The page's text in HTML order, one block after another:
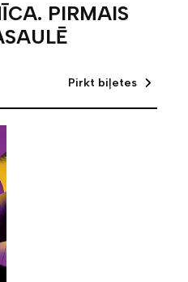
PIRMAIS
Pirkt biļetes